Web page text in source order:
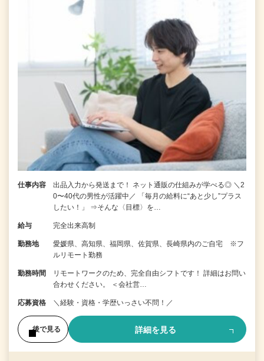
仕事内容
出品入力から発送まで！ ネット通販の仕組みが学べる◎ ＼2
0〜40代の男性が活躍中／ 「毎月の給料に“あと少し”プラス
したい！」 ⇒そんな〈目標〉を…
給与 完全出来高制
勤務地
愛媛県、高知県、福岡県、佐賀県、長崎県内のご自宅 ※フ
ルリモート勤務
勤務時間
リモートワークのため、完全自由シフトです！ 詳細はお問い
合わせください。 ＜会社営…
応募資格 ＼経験・資格・学歴いっさい不問！／
後で見る 詳細を見る